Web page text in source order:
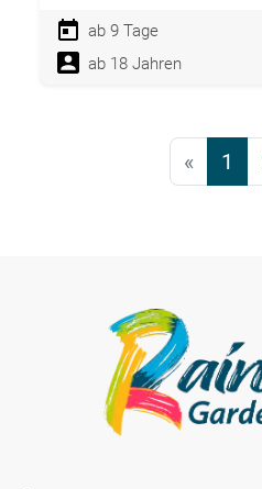
ab 9 Tage
ab 18 Jahren
« 1